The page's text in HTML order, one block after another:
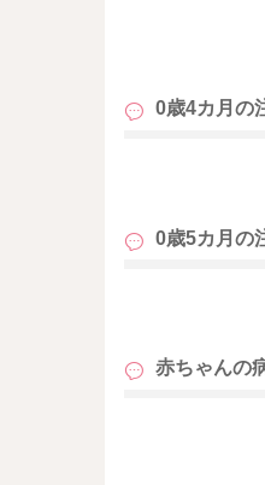
0歳4カ月の
0歳5カ月の
赤ちゃんの